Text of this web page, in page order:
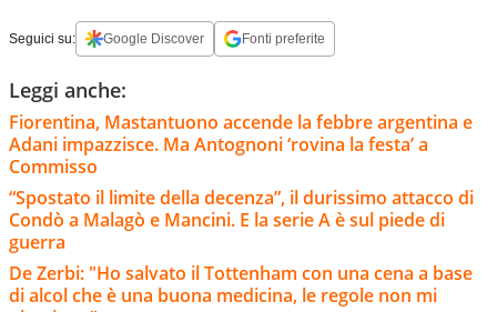
Seguici su: Google Discover Fonti preferite
Leggi anche:
Fiorentina, Mastantuono accende la febbre argentina e
Adani impazzisce. Ma Antognoni ‘rovina la festa’ a
Commisso
“Spostato il limite della decenza”, il durissimo attacco di
Condò a Malagò e Mancini. E la serie A è sul piede di
guerra
De Zerbi: "Ho salvato il Tottenham con una cena a base
di alcol che è una buona medicina, le regole non mi